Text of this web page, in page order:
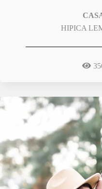
HIPICA